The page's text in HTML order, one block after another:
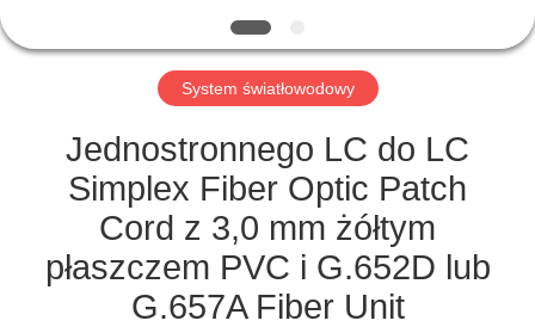
SKONTAKTUJ
NAMI
POPROSIĆ
System światłowodowy
Jednostronnego LC do LC
Simplex Fiber Optic Patch
Cord z 3,0 mm żółtym
płaszczem PVC i G.652D lub
G.657A Fiber Unit